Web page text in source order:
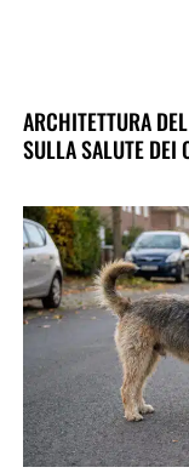
ARCHITETTURA
SULLA SALUTE DEI